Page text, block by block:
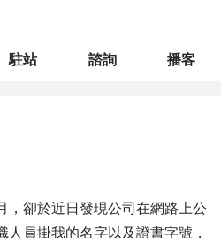
駐站 諮詢 播客
，卻於近日發現公司在網路上公
人員掛我的名字以及證書字號，